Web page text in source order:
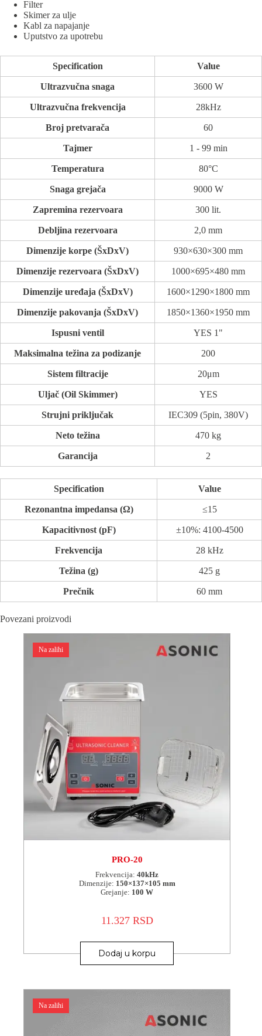
Filter
Skimer za ulje
Kabl za napajanje
Uputstvo za upotrebu
Specification Value
Ultrazvučna snaga 3600 W
Ultrazvučna frekvencija 28kHz
Broj pretvarača 60
Tajmer 1 - 99 min
Temperatura 80°C
Snaga grejača 9000 W
Zapremina rezervoara 300 lit.
Debljina rezervoara 2,0 mm
Dimenzije korpe (ŠxDxV) 930×630×300 mm
Dimenzije rezervoara (ŠxDxV) 1000×695×480 mm
Dimenzije uređaja (ŠxDxV) 1600×1290×1800 mm
Dimenzije pakovanja (ŠxDxV) 1850×1360×1950 mm
Ispusni ventil YES 1"
Maksimalna težina za podizanje 200
Sistem filtracije 20μm
Uljač (Oil Skimmer) YES
Strujni priključak IEC309 (5pin, 380V)
Neto težina 470 kg
Garancija 2
Specification Value
Rezonantna impedansa (Ω) ≤15
Kapacitivnost (pF) ±10%: 4100-4500
Frekvencija 28 kHz
Težina (g) 425 g
Prečnik 60 mm
Povezani proizvodi
Na zalihi
PRO-20
Frekvencija: 40kHz
Dimenzije: 150×137×105 mm
Grejanje: 100 W
11.327 RSD
Dodaj u korpu
Na zalihi